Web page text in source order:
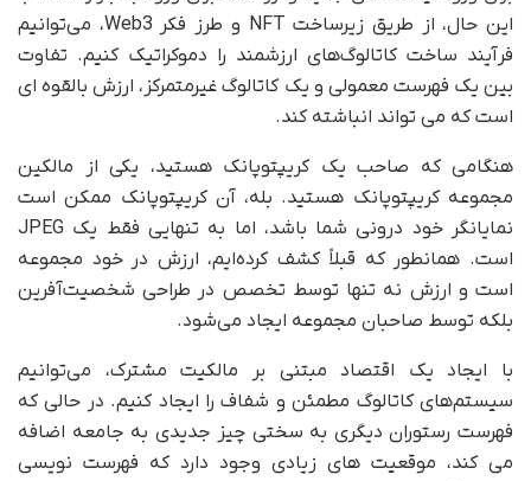
این حال، از طریق زیرساخت NFT و طرز فکر Web3، می‌توانیم
فرآیند ساخت کاتالوگ‌های ارزشمند را دموکراتیک کنیم. تفاوت
بین یک فهرست معمولی و یک کاتالوگ غیرمتمرکز، ارزش بالقوه ای
است که می تواند انباشته کند.
هنگامی که صاحب یک کریپتوپانک هستید، یکی از مالکین
مجموعه کریپتوپانک هستید. بله، آن کریپتوپانک ممکن است
نمایانگر خود درونی شما باشد، اما به تنهایی فقط یک JPEG
است. همانطور که قبلاً کشف کرده‌ایم، ارزش در خود مجموعه
است و ارزش نه تنها توسط تخصص در طراحی شخصیت‌آفرین
بلکه توسط صاحبان مجموعه ایجاد می‌شود.
با ایجاد یک اقتصاد مبتنی بر مالکیت مشترک، می‌توانیم
سیستم‌های کاتالوگ مطمئن و شفاف را ایجاد کنیم. در حالی که
فهرست رستوران دیگری به سختی چیز جدیدی به جامعه اضافه
می کند، موقعیت های زیادی وجود دارد که فهرست نویسی